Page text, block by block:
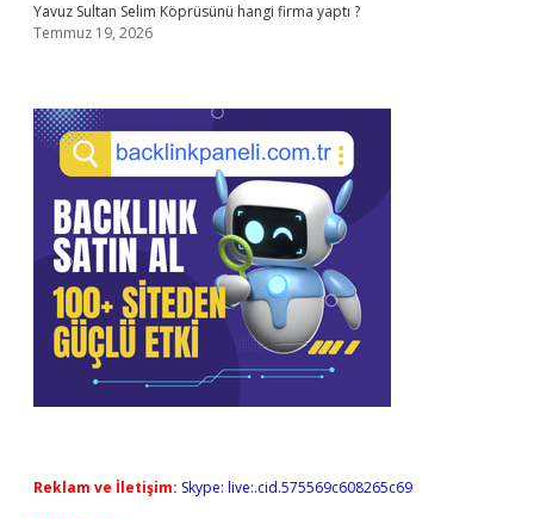
Yavuz Sultan Selim Köprüsünü hangi firma yaptı ?
Temmuz 19, 2026
Reklam ve İletişim: Skype: live:.cid.575569c608265c69